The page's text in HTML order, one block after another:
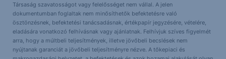
Társaság szavatosságot vagy felelősséget nem vállal. A jelen
dokumentumban foglaltak nem minősíthetők befektetésre való
ösztönzésnek, befektetési tanácsadásnak, értékpapír jegyzésére, vételére,
eladására vonatkozó felhívásnak vagy ajánlatnak. Felhívjuk szíves figyelmét
arra, hogy a múltbeli teljesítmények, illetve jövőbeli becslések nem
nyújtanak garanciát a jövőbeli teljesítményre nézve. A tőkepiaci és